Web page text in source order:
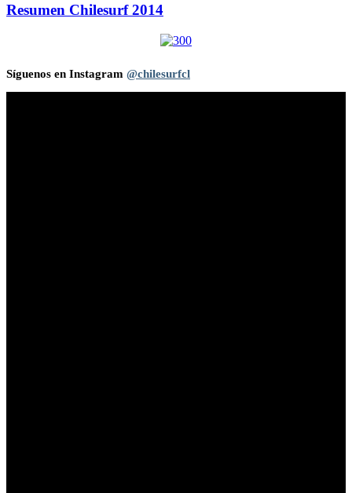
Resumen Chilesurf 2014
Síguenos en Instagram @chilesurfcl